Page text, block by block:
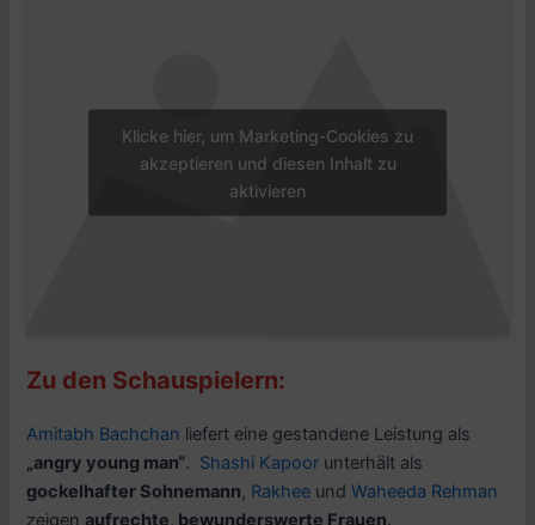
Klicke hier, um Marketing-Cookies zu
akzeptieren und diesen Inhalt zu
aktivieren
Zu den Schauspielern:
Amitabh Bachchan liefert eine gestandene Leistung als
„angry young man“. Shashi Kapoor unterhält als
gockelhafter Sohnemann, Rakhee undWaheeda Rehman
zeigenaufrechte, bewunderswerte Frauen.